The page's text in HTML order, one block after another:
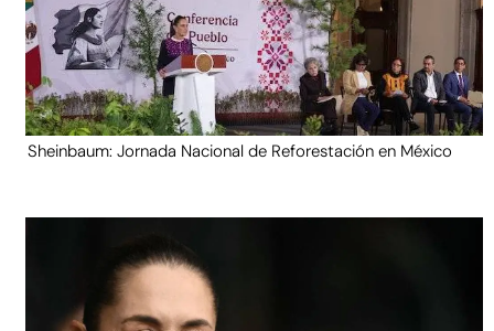
Sheinbaum: Jornada Nacional de Reforestación en México